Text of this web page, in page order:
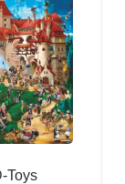
Toys